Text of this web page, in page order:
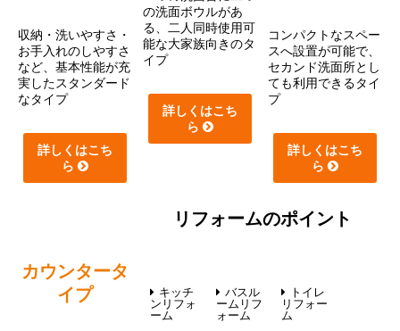
収納・洗いやすさ・
お手入れのしやすさ
など、基本性能が充
実したスタンダード
なタイプ
詳しくはこち
ら
の洗面ボウルがあ
る、二人同時使用可
能な大家族向きのタ
イプ
詳しくはこち
ら
コンパクトなスペー
スへ設置が可能で、
セカンド洗面所とし
ても利用できるタイ
プ
詳しくはこち
ら
カウンタータ
イプ
リフォームのポイント
キッチ
ンリフォ
ーム
バスル
ームリフ
ォーム
トイレ
リフォー
ム